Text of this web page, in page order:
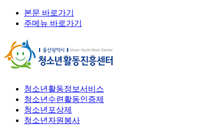
본문 바로가기
주메뉴 바로가기
청소년활동정보서비스
청소년수련활동인증제
청소년포상제
청소년자원봉사